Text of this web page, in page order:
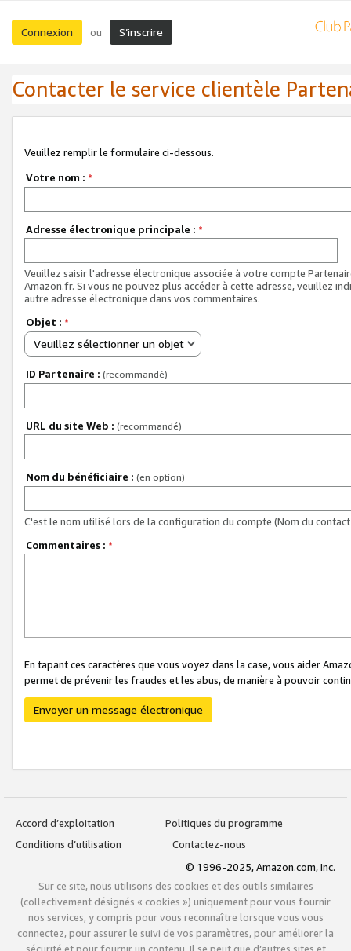
Connexion ou S’inscrire
Contacter le service clientèle
Veuillez remplir le formulaire ci-dessous.
Votre nom : *
Adresse électronique principale : *
Veuillez saisir l'adresse électronique associée à votre compte
Amazon.fr. Si vous ne pouvez plus accéder à cette adresse, veuillez
autre adresse électronique dans vos commentaires.
Objet : *
Veuillez sélectionner un objet
ID Partenaire : (recommandé)
URL du site Web : (recommandé)
Nom du bénéficiaire : (en option)
C'est le nom utilisé lors de la configuration du compte (Nom du
Commentaires : *
En tapant ces caractères que vous voyez dans la case, vous aider
permet de prévenir les fraudes et les abus, de manière à pouvoir
Envoyer un message électronique
Accord d’exploitation
Politiques du programme
Conditions d’utilisation
Contactez-nous
© 1996-2025, Amazon.com, Inc.
Sur ce site, nous utilisons des cookies et des outils similaires
(collectivement désignés « cookies ») uniquement pour vous fournir
nos services, y compris pour vous reconnaître lorsque vous vous
connectez, pour assurer le suivi de vos paramètres, pour améliorer la